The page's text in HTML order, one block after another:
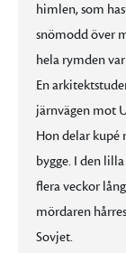
himlen, som
snömodd över
hela rymden
En
järnvägen mot
Hon delar kupé
bygge. I den
flera veckor
mördaren
Sovjet.